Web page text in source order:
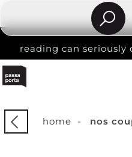
reading can seriously
home - nos